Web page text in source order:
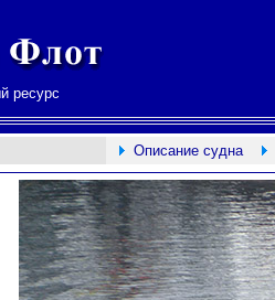
ресурс
Описание судна